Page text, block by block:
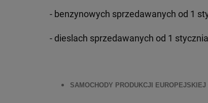
- benzynowych sprzedawanych od 1
- dieslach sprzedawanych od 1
SAMOCHODY PRODUKCJI EUROPEJSKIEJ